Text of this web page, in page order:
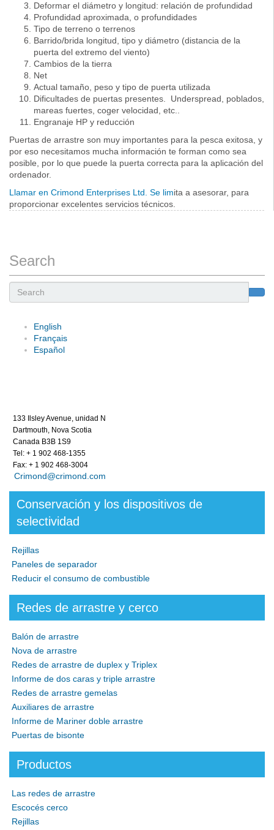
Deformar el diámetro y longitud: relación de profundidad
Profundidad aproximada, o profundidades
Tipo de terreno o terrenos
Barrido/brida longitud, tipo y diámetro (distancia de la
puerta del extremo del viento)
Cambios de la tierra
Net
Actual tamaño, peso y tipo de puerta utilizada
Dificultades de puertas presentes. Underspread, poblados,
mareas fuertes, coger velocidad, etc..
Engranaje HP y reducción
Puertas de arrastre son muy importantes para la pesca exitosa, y
por eso necesitamos mucha información te forman como sea
posible, por lo que puede la puerta correcta para la aplicación del
ordenador.
Llamar en Crimond Enterprises Ltd. Se limita a asesorar, para
proporcionar excelentes servicios técnicos.
Search
English
Français
Español
133 Ilsley Avenue, unidad N
Dartmouth, Nova Scotia
Canada B3B 1S9
Tel: + 1 902 468-1355
Fax: + 1 902 468-3004
Crimond@crimond.com
Conservación y los dispositivos de
selectividad
Rejillas
Paneles de separador
Reducir el consumo de combustible
Redes de arrastre y cerco
Balón de arrastre
Nova de arrastre
Redes de arrastre de duplex y Triplex
Informe de dos caras y triple arrastre
Redes de arrastre gemelas
Auxiliares de arrastre
Informe de Mariner doble arrastre
Puertas de bisonte
Productos
Las redes de arrastre
Escocés cerco
Rejillas